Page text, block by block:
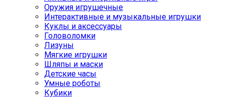
Оружия игрушечные
Интерактивные и музыкальные игрушки
Куклы и аксессуары
Головоломки
Лизуны
Мягкие игрушки
Шляпы и маски
Детские часы
Умные роботы
Кубики